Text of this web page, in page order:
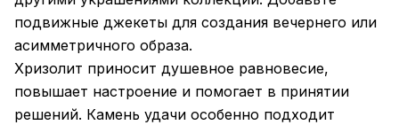
подвижные джекеты для создания вечернего или
асимметричного образа.
Хризолит приносит душевное равновесие,
повышает настроение и помогает в принятии
решений. Камень удачи особенно подходит